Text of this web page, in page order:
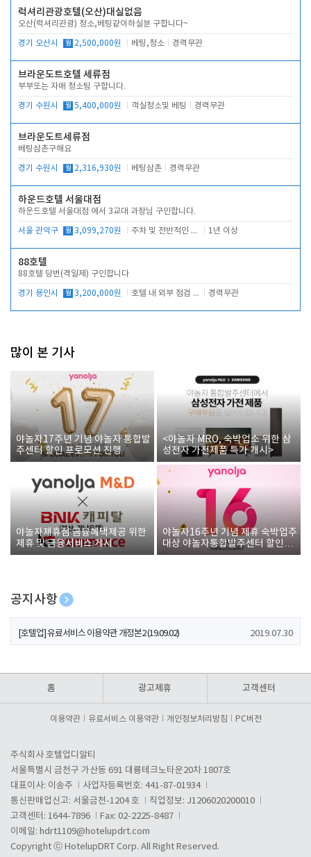
럭셔리관광호텔(오산)대실없음
오산(럭셔리관광) 청소,베팅같이하실분 구합니다~
경기 오산시 월 2,500,000원 베팅,청소 경력무관
브라운도트호텔 세류점
부부또는 자매 청소팀 구합니다.
경기 수원시 월 5,400,000원 객실청소및 베팅 경력무관
브라운도트세류점
베팅삼촌구해요
경기 수원시 월 2,316,930원 베팅삼촌 경력무관
하운드호텔 서울대점
하운드호텔 서울대점 에서 3교대 과장님 구인합니다.
서울 관악구 월 3,099,270원 주차 및 전반적인 당번업무 1년 이상
88호텔
88호텔 당번(격일제) 구인합니다
경기 용인시 월 3,200,000원 호텔 내 외부 점검 및 프런트 운영 경력무관
많이 본 기사
야놀자17주년 기념 야놀자 통합발
주센터 할인 프로모션 진행
<야놀자 MRO, 숙박업소 위한 삼
성전자 가전제품 특가 개시>
야놀자제휴점 금융혜택제공 위한
제휴 및 금융서비스 게시
야놀자16주년 기념 제휴 숙박업주
대상 야놀자통합발주센터 할인쿠
폰 증정
공지사항
[호텔업] 개인정보 처리방침 개정본1 (19.09.02)
[호텔업] 유료서비스 이용약관 개정본2 (19.09.02) 2019.07.30
홈 광고제휴 고객센터
이용약관 유료서비스 이용약관 개인정보처리방침 PC버전
주식회사 호텔업디알티
서울특별시 금천구 가산동 691 대륭테크노타운20차 1807호
대표이사: 이송주
사업자등록번호: 441-87-01934
통신판매업신고: 서울금천-1204 호
직업정보: J1206020200010
고객센터: 1644-7896
Fax: 02-2225-8487
이메일: hdrt1109@hotelupdrt.com
Copyright ⓒ HotelupDRT Corp. All Right Reserved.